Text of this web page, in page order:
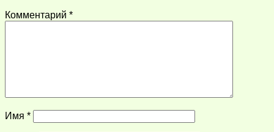
Комментарий *
Имя *